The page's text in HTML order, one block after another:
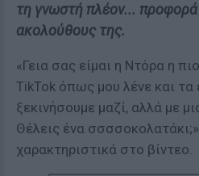
τη γνωστή πλέον... προφορά
ακολούθους της.
«Γεια σας είμαι η Ντόρα η
TikTok όπως μου λένε και τα
ξεκινήσουμε μαζί, αλλά με
Θέλεις ένα
χαρακτηριστικά στο βίντεο.